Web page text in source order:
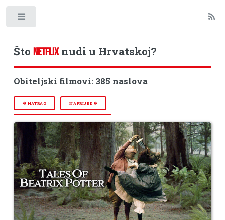
Što NETFLIXnudi u Hrvatskoj?
Obiteljski filmovi: 385 naslova
NATRAG NAPRIJED